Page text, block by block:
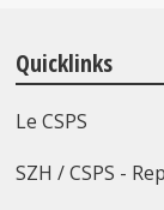
Quicklinks
Le CSPS
SZH / CSPS -